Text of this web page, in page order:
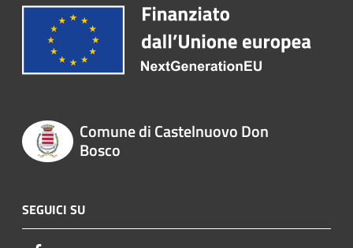
Comune di Castelnuovo Don
Bosco
SEGUICI SU